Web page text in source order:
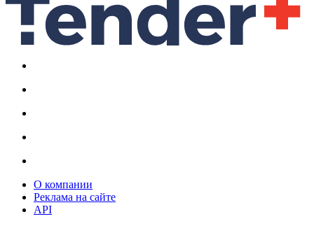
О компании
Реклама на сайте
API